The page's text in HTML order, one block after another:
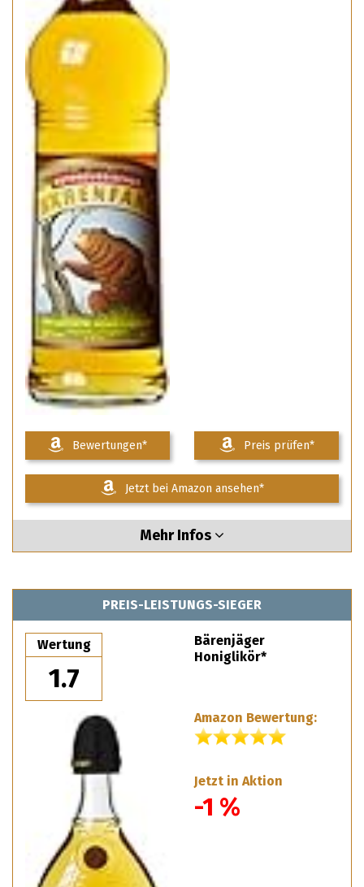
Bewertungen* Preis prüfen*
Jetzt bei Amazon ansehen*
Mehr Infos
PREIS-LEISTUNGS-SIEGER
Wertung
1.7
Bärenjäger
Honiglikör*
Amazon Bewertung:
Jetzt in Aktion
-1 %